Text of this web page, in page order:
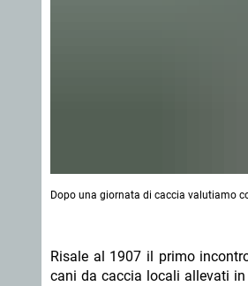
Dopo una giornata di caccia valutiamo
Risale al 1907 il primo
cani da caccia locali allevati in